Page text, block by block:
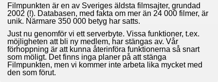
Filmpunkten är en av Sveriges äldsta filmsajter, grundad
2002 (!). Databasen, med fakta om mer än 24 000 filmer, är
unik. Närmare 350 000 betyg har satts.
Just nu genomför vi ett serverbyte. Vissa funktioner, t.ex.
möjligheten att bli ny medlem, har stängas av. Vår
förhoppning är att kunna återinföra funktionerna så snart
som möligt. Det finns inga planer på att stänga
Filmpunkten, men vi kommer inte arbeta lika mycket med
den som förut.